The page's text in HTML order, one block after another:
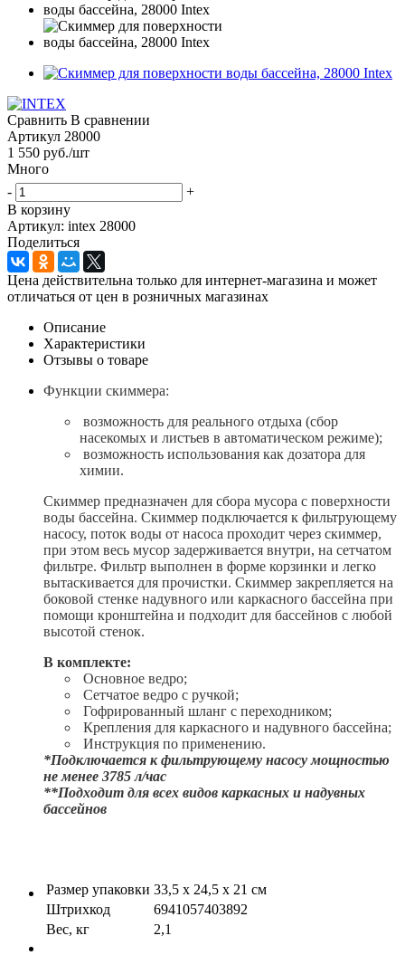
Сравнить В сравнении
Артикул 28000
1 550 руб./шт
Много
-
+
В корзину
Артикул: intex 28000
Поделиться
Цена действительна только для интернет-магазина и может
отличаться от цен в розничных магазинах
Описание
Характеристики
Отзывы о товаре
Функции скиммера:
возможность для реального отдыха (сбор
насекомых и листьев в автоматическом режиме);
возможность использования как дозатора для
химии.
Скиммер предназначен для сбора мусора с поверхности
воды бассейна. Скиммер подключается к фильтрующему
насосу, поток воды от насоса проходит через скиммер,
при этом весь мусор задерживается внутри, на сетчатом
фильтре. Фильтр выполнен в форме корзинки и легко
вытаскивается для прочистки. Скиммер закрепляется на
боковой стенке надувного или каркасного бассейна при
помощи кронштейна и подходит для бассейнов с любой
высотой стенок.
В комплекте:
Основное ведро;
Сетчатое ведро с ручкой;
Гофрированный шланг с переходником;
Крепления для каркасного и надувного бассейна;
Инструкция по применению.
*Подключается к фильтрующему насосу мощностью
не менее 3785 л/час
**Подходит для всех видов каркасных и надувных
бассейнов
Размер упаковки 33,5 х 24,5 х 21 см
Штрихкод
6941057403892
Вес, кг
2,1